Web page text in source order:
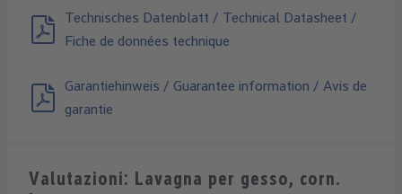
Technisches Datenblatt / Technical Datasheet /
Fiche de données technique
Garantiehinweis / Guarantee information / Avis de
garantie
Valutazioni: Lavagna per gesso, corn.